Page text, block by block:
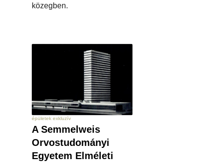
közegben.
épületek exkluzív
A Semmelweis
Orvostudományi
Egyetem Elméleti